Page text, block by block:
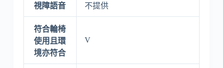
視障語音 不提供
符合輪椅
使用且環
境亦符合
V